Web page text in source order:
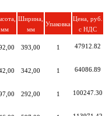
мм
Ширина,
мм
Упаковка
Цена, руб.
с НДС
393,00 1 47912.82
342,00 1 64086.89
292,00 1 100247.30